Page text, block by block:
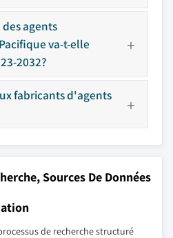
agents
va-t-elle
2032?
fabricants d'agents
Sources De Données
de recherche structuré